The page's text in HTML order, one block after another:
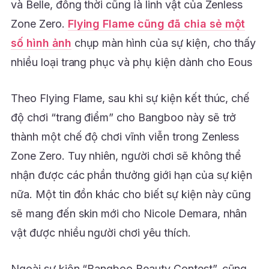
và Belle, đồng thời cũng là linh vật của Zenless
Zone Zero. Flying Flame cũng đã chia sẻ một
số hình ảnh chụp màn hình của sự kiện, cho thấy
nhiều loại trang phục và phụ kiện dành cho Eous
Theo Flying Flame, sau khi sự kiện kết thúc, chế
độ chơi “trang điểm” cho Bangboo này sẽ trở
thành một chế độ chơi vĩnh viễn trong Zenless
Zone Zero. Tuy nhiên, người chơi sẽ không thể
nhận được các phần thưởng giới hạn của sự kiện
nữa. Một tin đồn khác cho biết sự kiện này cũng
sẽ mang đến skin mới cho Nicole Demara, nhân
vật được nhiều người chơi yêu thích.